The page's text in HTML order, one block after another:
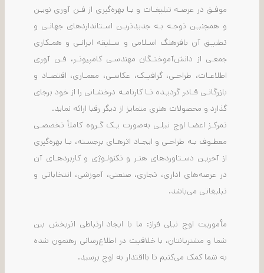
موفـق در عرصـه تبلیغـات و بـا بهره‌گیری از فـن آوری نویـن
و همچنیـن توجـه بـه جدیدتریـن اسـتانداردهای جهانـی و
تطبیـق آن بافرهنگ اسـلامی و سـلیقه ایرانـی و همـکاری
جمعـی از دانش‌آموختـگان مهندسـی کامپیوتـر، فـن آوری
اطلاعـات، طراحـی، گرافیـک، عکاسـی، معمـاری، اقتصـاد و
بازرگانـی قـادر گردیـده تـا کارنامـه درخشـانی را از خود برجای
گذارد و محصولات هنری متمایز از دیگر رقبا ارائه نماید.
تمرکـز اعضـا اوج نیلـی به‌صورت یـک گـروه کاملاً تخصصـی
معطـوف بـه طراحـی و ایجـاد اثرهـای برجسـته، بـا بهره‌گیری
از آخریـن دسـتاوردهای هنـر و تکنولـوژی و کاربردهـای آن
در عرصه‌های اداری، تجاری، صنعتی، آموزشی، انتخاباتی و
تبلیغاتی می‌باشد.
مأموریت اوج نیلی فراز: ما با ایجاد ارتباطی اثربخش بین
شما و مشتریانتان، با خلاقیت در اطلاع‌رسانی رهنمون شده
به شما کمک می‌کنیم تا بااقتدار به اوج برسید.